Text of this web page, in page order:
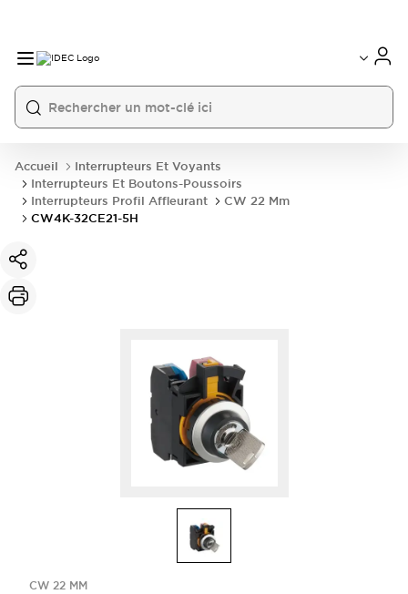
Accueil
Interrupteurs Et Voyants
Interrupteurs Et Boutons-Poussoirs
Interrupteurs Profil Affleurant
CW 22 Mm
CW4K-32CE21-5H
CW 22 MM